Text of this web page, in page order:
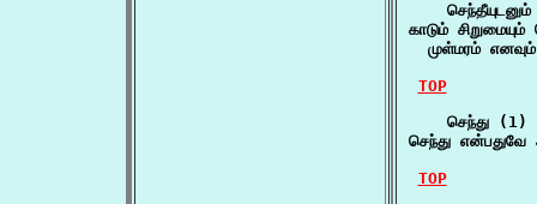
செந்தீயுடனும்
காடும் சிறுமையும்
முள்மரம்
TOP
    செந்து (1)
செந்து
TOP